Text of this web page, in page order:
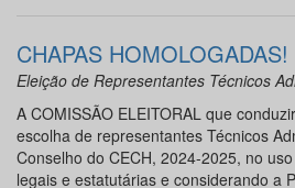
CHAPAS HOMOLOGADAS!
Eleição de Representantes Técnicos
A COMISSÃO ELEITORAL que
escolha de representantes Técnicos
Conselho do CECH, 2024-2025, no
legais e estatutárias e considerando a